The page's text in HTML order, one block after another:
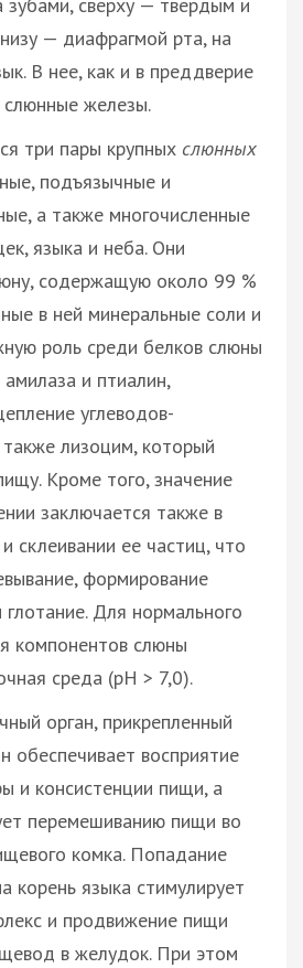
зубами, сверху — твердым и
— диафрагмой рта, на
В нее, как и в преддверие
слюнные железы.
три пары крупных слюнных
подъязычные и
а также многочисленные
языка и неба. Они
содержащую около 99 %
в ней минеральные соли и
роль среди белков слюны
и птиалин,
углеводов-
лизоцим, который
Кроме того, значение
заключается также в
склеивании ее частиц, что
формирование
Для нормального
компонентов слюны
среда (рН > 7,0).
орган, прикрепленный
обеспечивает восприятие
и консистенции пищи, а
перемешиванию пищи во
комка. Попадание
корень языка стимулирует
и продвижение пищи
в желудок. При этом